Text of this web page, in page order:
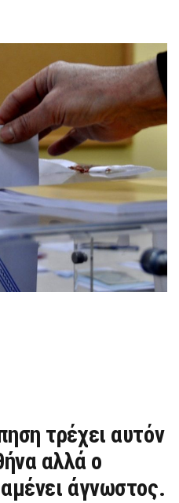
τρέχει αυτόν
αλλά ο
άγνωστος.